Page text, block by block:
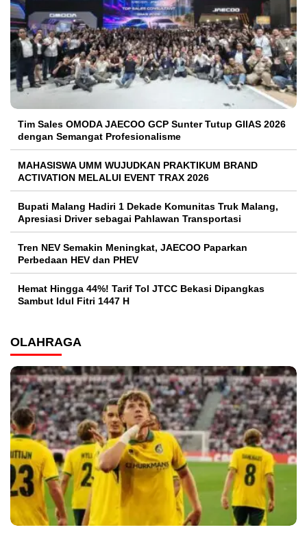
Tim Sales OMODA JAECOO GCP Sunter Tutup GIIAS 2026
dengan Semangat Profesionalisme
MAHASISWA UMM WUJUDKAN PRAKTIKUM BRAND
ACTIVATION MELALUI EVENT TRAX 2026
Bupati Malang Hadiri 1 Dekade Komunitas Truk Malang,
Apresiasi Driver sebagai Pahlawan Transportasi
Tren NEV Semakin Meningkat, JAECOO Paparkan
Perbedaan HEV dan PHEV
Hemat Hingga 44%! Tarif Tol JTCC Bekasi Dipangkas
Sambut Idul Fitri 1447 H
OLAHRAGA